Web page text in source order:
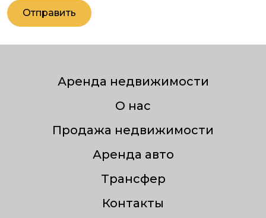
Отправить
Аренда недвижимости
О нас
Продажа недвижимости
Аренда авто
Трансфер
Контакты